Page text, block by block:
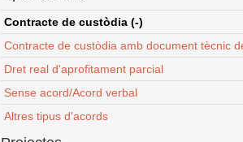
Contracte de custòdia (-)
Contracte de custòdia amb document tècnic
Dret real d'aprofitament parcial
Sense acord/Acord verbal
Altres tipus d'acords